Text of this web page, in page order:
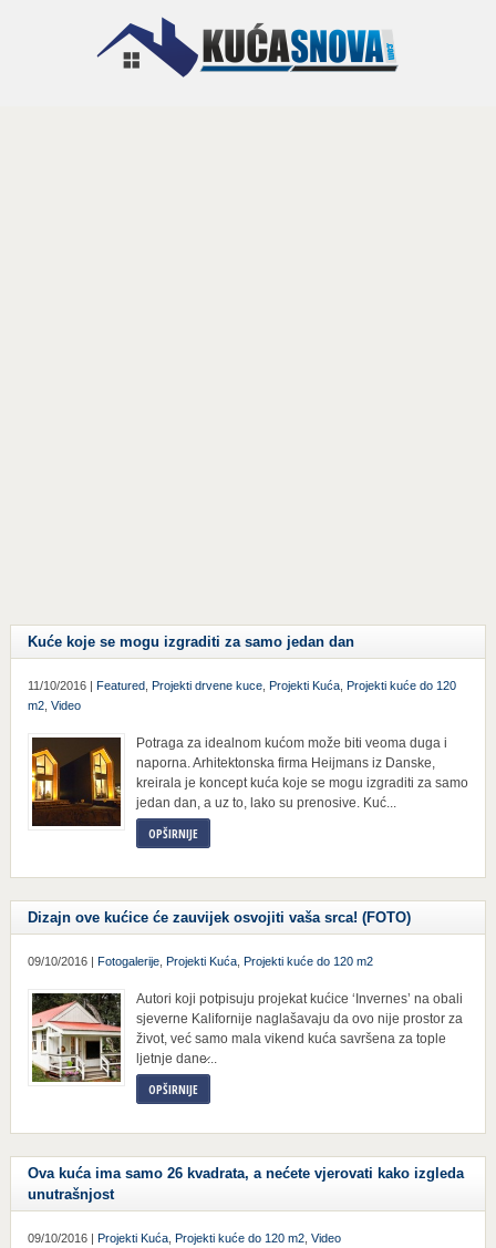
Kuće koje se mogu izgraditi za samo jedan dan
11/10/2016 | Featured, Projekti drvene kuce, Projekti Kuća, Projekti kuće do 120
m2, Video
Potraga za idealnom kućom može biti veoma duga i
naporna. Arhitektonska firma Heijmans iz Danske,
kreirala je koncept kuća koje se mogu izgraditi za samo
jedan dan, a uz to, lako su prenosive. Kuć...
OPŠIRNIJE
Dizajn ove kućice će zauvijek osvojiti vaša srca! (FOTO)
09/10/2016 | Fotogalerije, Projekti Kuća, Projekti kuće do 120 m2
Autori koji potpisuju projekat kućice ‘Invernes’ na obali
sjeverne Kalifornije naglašavaju da ovo nije prostor za
život, već samo mala vikend kuća savršena za tople
ljetnje dane̷...
OPŠIRNIJE
Ova kuća ima samo 26 kvadrata, a nećete vjerovati kako izgleda
unutrašnjost
09/10/2016 | Projekti Kuća, Projekti kuće do 120 m2, Video